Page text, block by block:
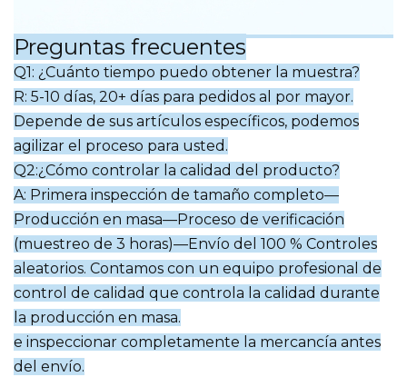
Preguntas frecuentes
Q1: ¿Cuánto tiempo puedo obtener la muestra?
R: 5-10 días, 20+ días para pedidos al por mayor.
Depende de sus artículos específicos, podemos
agilizar el proceso para usted.
Q2:¿Cómo controlar la calidad del producto?
A: Primera inspección de tamaño completo—
Producción en masa—Proceso de verificación
(muestreo de 3 horas)—Envío del 100 % Controles
aleatorios. Contamos con un equipo profesional de
control de calidad que controla la calidad durante
la producción en masa.
e inspeccionar completamente la mercancía antes
del envío.